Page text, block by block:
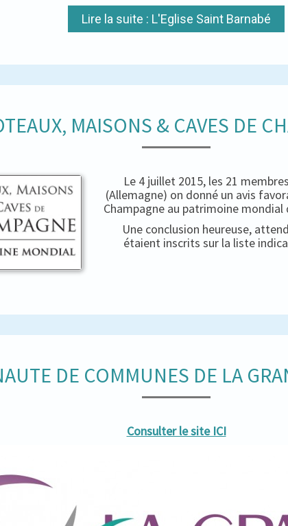
Lire la suite : L'Eglise Saint Barnabé
MAISONS & CAVES DE
Le 4 juillet 2015, les 21
(Allemagne) on donné un avis
Champagne au patrimoine mondial
Une conclusion heureuse,
étaient inscrits sur la liste
DE COMMUNES DE LA
Consulter le site ICI